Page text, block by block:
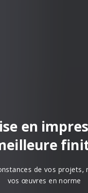
en
de vos projets,
vos œuvres en norme